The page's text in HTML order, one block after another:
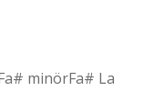
minörFa# La